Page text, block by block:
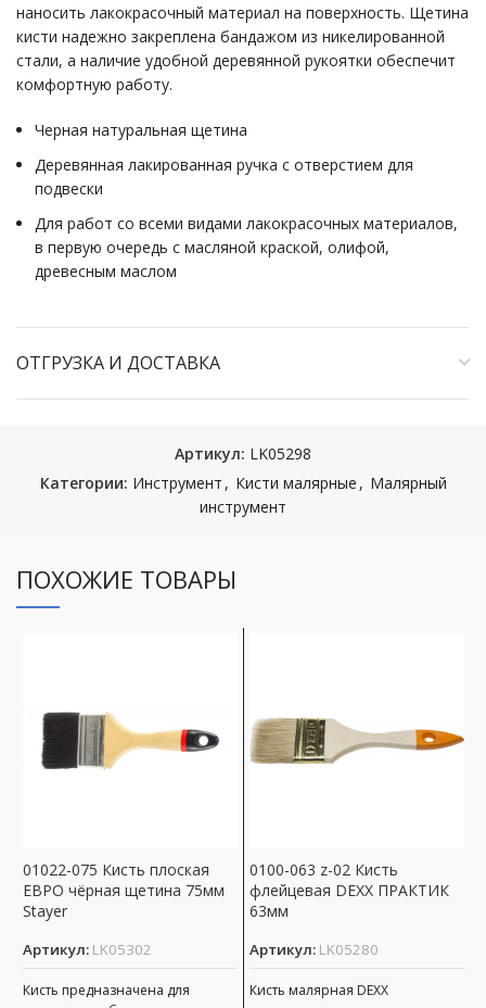
наносить лакокрасочный материал на поверхность. Щетина
кисти надежно закреплена бандажом из никелированной
стали, а наличие удобной деревянной рукоятки обеспечит
комфортную работу.
Черная натуральная щетина
Деревянная лакированная ручка с отверстием для
подвески
Для работ со всеми видами лакокрасочных материалов,
в первую очередь с масляной краской, олифой,
древесным маслом
ОТГРУЗКА И ДОСТАВКА
Артикул: LK05298
Категории: Инструмент , Кисти малярные , Малярный
инструмент
ПОХОЖИЕ ТОВАРЫ
01022-075 Кисть плоская
ЕВРО чёрная щетина 75мм
Stayer
Артикул: LK05302
Кисть предназначена для
0100-063 z-02 Кисть
флейцевая DEXX ПРАКТИК
63мм
Артикул: LK05280
Кисть малярная DEXX